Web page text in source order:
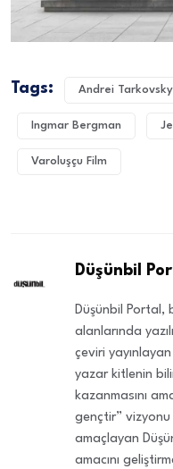
Tags: Andrei Tarkovsky
Ingmar Bergman
Varoluşçu Film
Düşünbil
Düşünbil Portal,
alanlarında
çeviri
yazar kitlenin
kazanmasını
gençtir”
amaçlayan
amacını